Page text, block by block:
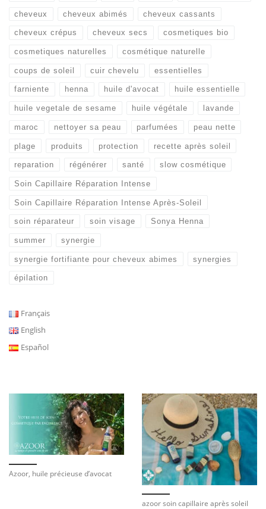
cheveux cheveux abimés cheveux cassants
cheveux crépus cheveux secs cosmetiques bio
cosmetiques naturelles cosmétique naturelle
coups de soleil cuir chevelu essentielles
farniente henna huile d'avocat huile essentielle
huile vegetale de sesame huile végétale lavande
maroc nettoyer sa peau parfumées peau nette
plage produits protection recette après soleil
reparation régénérer santé slow cosmétique
Soin Capillaire Réparation Intense
Soin Capillaire Réparation Intense Après-Soleil
soin réparateur soin visage Sonya Henna
summer synergie
synergie fortifiante pour cheveux abimes synergies
épilation
Français
English
Español
Azoor, huile précieuse d’avocat
azoor soin capillaire après soleil